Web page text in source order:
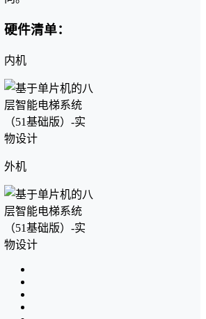
硬件清单：
内机
外机